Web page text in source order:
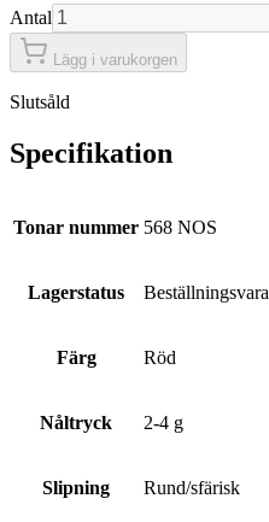
Antal
Lägg i varukorgen
Slutsåld
Specifikation
Tonar nummer 568 NOS
Lagerstatus Beställningsvara
Färg Röd
Nåltryck 2-4 g
Slipning Rund/sfärisk